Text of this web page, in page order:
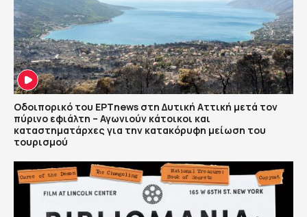
Οδοιπορικό του ΕΡΤnews στη Δυτική Αττική μετά τον
πύρινο εφιάλτη – Αγωνιούν κάτοικοι και
καταστηματάρχες για την κατακόρυφη μείωση του
τουρισμού